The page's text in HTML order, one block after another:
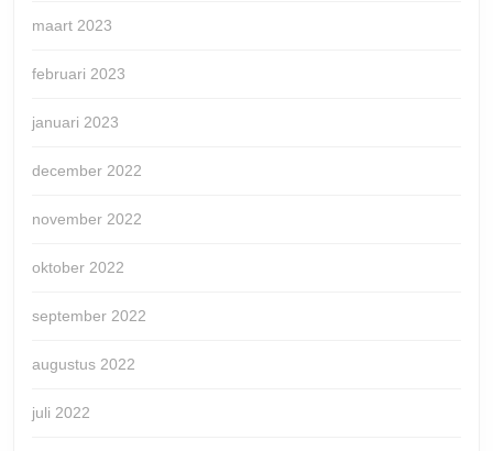
maart 2023
februari 2023
januari 2023
december 2022
november 2022
oktober 2022
september 2022
augustus 2022
juli 2022